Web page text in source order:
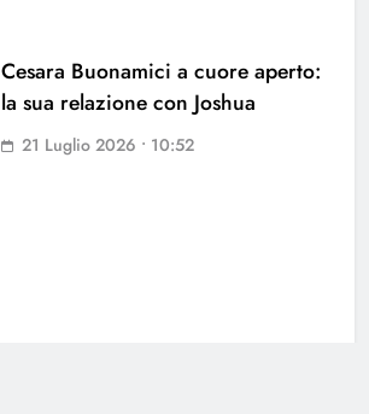
Cesara Buonamici a cuore aperto:
la sua relazione con Joshua
21 Luglio 2026 • 10:52